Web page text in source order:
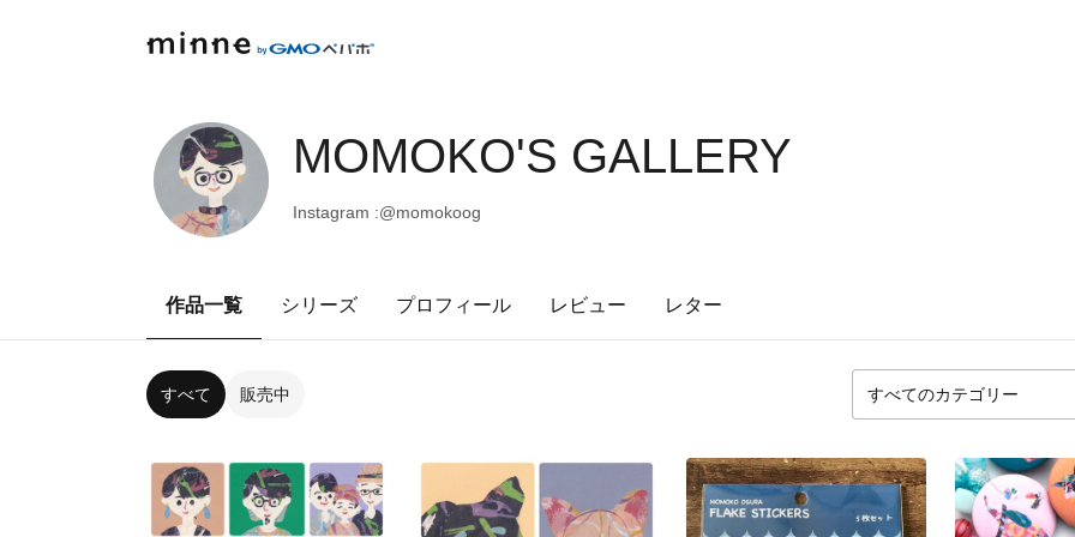
MOMOKO'S GALLERY
Instagram :@momokoog
作品一覧 シリーズ プロフィール レビュー レター
すべて 販売中